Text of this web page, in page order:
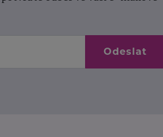
Odeslat